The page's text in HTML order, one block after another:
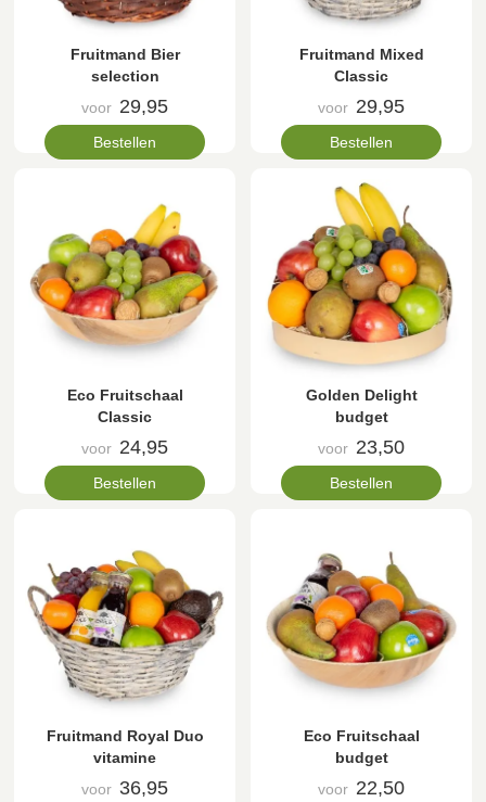
Fruitmand Bier
selection
voor 29,95
Bestellen
Fruitmand Mixed
Classic
voor 29,95
Bestellen
Eco Fruitschaal
Classic
voor 24,95
Bestellen
Golden Delight
budget
voor 23,50
Bestellen
Fruitmand Royal Duo
vitamine
voor 36,95
Eco Fruitschaal
budget
voor 22,50